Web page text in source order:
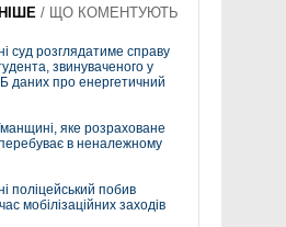
/ ЩО КОМЕНТУЮТЬ
суд розглядатиме справу
звинуваченого у
даних про енергетичний
яке розраховане
в неналежному
поліцейський побив
мобілізаційних заходів